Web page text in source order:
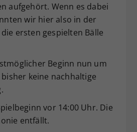
aufgehört. Wenn es dabei
wir hier also in der
ersten gespielten Bälle
Beginn nun um
keine nachhaltige
vor 14:00 Uhr. Die
entfällt.